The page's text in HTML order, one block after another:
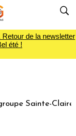
de la newsletter
été !
Sainte-Claire